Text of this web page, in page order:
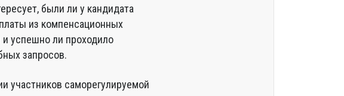
были ли у кандидата
из компенсационных
успешно ли проходило
запросов.
участников саморегулируемой